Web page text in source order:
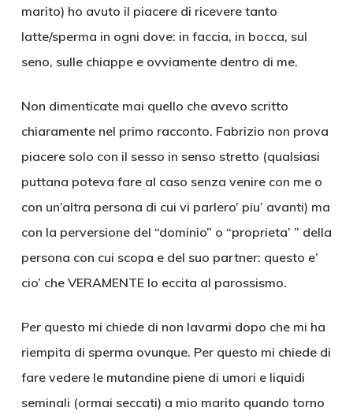
marito) ho avuto il piacere di ricevere tanto
latte/sperma in ogni dove: in faccia, in bocca, sul
seno, sulle chiappe e ovviamente dentro di me.
Non dimenticate mai quello che avevo scritto
chiaramente nel primo racconto. Fabrizio non prova
piacere solo con il sesso in senso stretto (qualsiasi
puttana poteva fare al caso senza venire con me o
con un’altra persona di cui vi parlero’ piu’ avanti) ma
con la perversione del “dominio” o “proprieta’ ” della
persona con cui scopa e del suo partner: questo e’
cio’ che VERAMENTE lo eccita al parossismo.
Per questo mi chiede di non lavarmi dopo che mi ha
riempita di sperma ovunque. Per questo mi chiede di
fare vedere le mutandine piene di umori e liquidi
seminali (ormai seccati) a mio marito quando torno